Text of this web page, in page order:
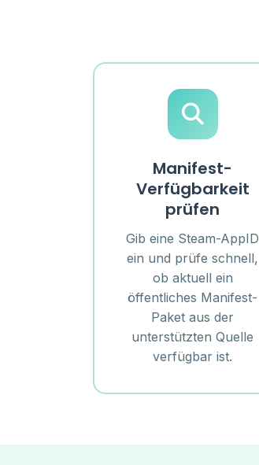
Manifest-
Verfügbarkeit
prüfen
Gib eine Steam-AppID
ein und prüfe schnell,
ob aktuell ein
öffentliches Manifest-
Paket aus der
unterstützten Quelle
verfügbar ist.